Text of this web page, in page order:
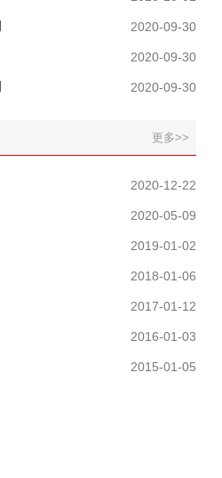
2020-09-30
2020-09-30
2020-09-30
更多>>
2020-12-22
2020-05-09
2019-01-02
2018-01-06
2017-01-12
2016-01-03
2015-01-05